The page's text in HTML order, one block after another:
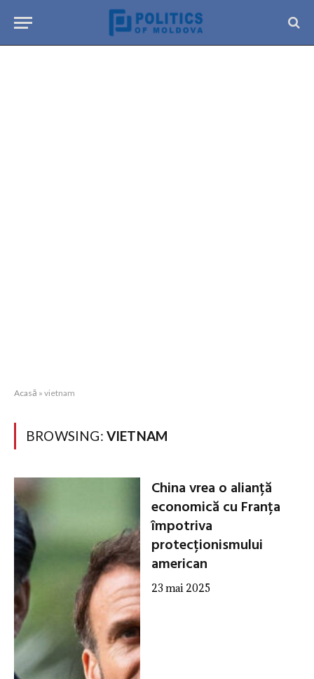
Acasă » vietnam
BROWSING: VIETNAM
China vrea o alianță
economică cu Franța
împotriva
protecționismului
american
23 mai 2025